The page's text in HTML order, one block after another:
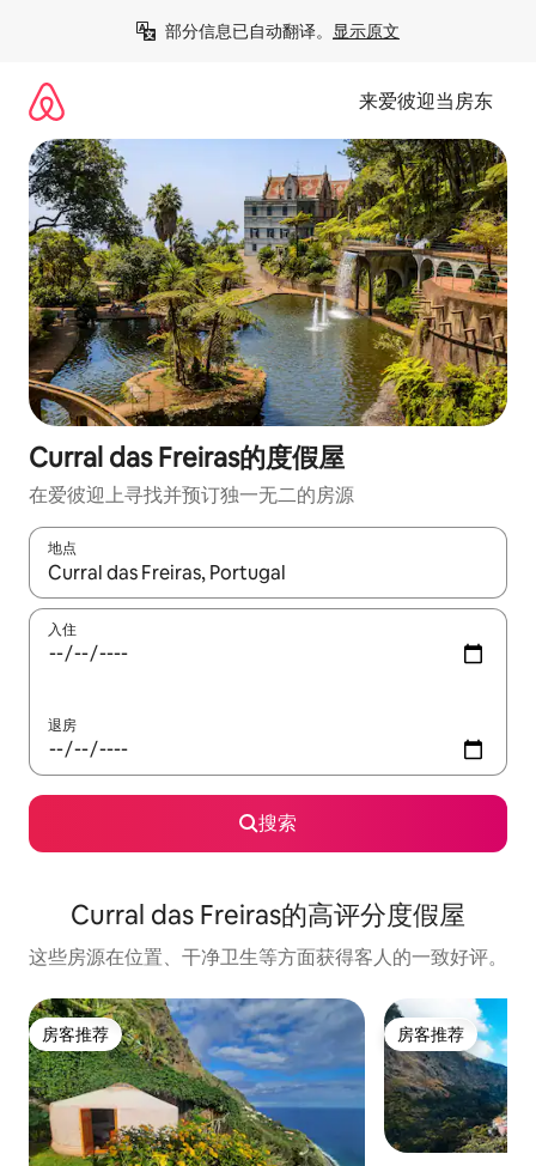
部分信息已自动翻译。 显示原文
来爱彼迎当房东
Curral das Freiras的度假屋
在爱彼迎上寻找并预订独一无二的房源
地点
如有搜索结果，请使用上下方向键查看，或通过点击或滑动手势
入住
退房
搜索
Curral das Freiras的高评分度假屋
这些房源在位置、干净卫生等方面获得客人的一致好评。
房客推荐
房客推荐 房客推荐
房客推荐